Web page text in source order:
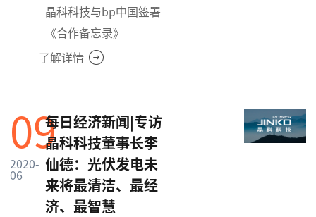
晶科科技与bp中国签署
《合作备忘录》
了解详情
09
2020-
06
每日经济新闻|专访
晶科科技董事长李
仙德：光伏发电未
来将最清洁、最经
济、最智慧